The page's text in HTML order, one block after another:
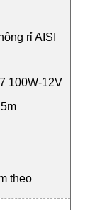
rỉ AISI
100W-12V
theo